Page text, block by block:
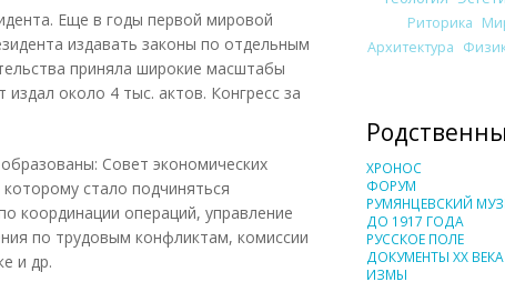
Еще в годы первой мировой
издавать законы по отдельным
приняла широкие масштабы
около 4 тыс. актов. Конгресс за
Совет экономических
стало подчиняться
координации операций, управление
по трудовым конфликтам, комиссии
и др.
Риторика
Архитектура
ХРОНОС
ФОРУМ
РУМЯНЦЕВСКИЙ
ДО 1917 ГОДА
РУССКОЕ ПОЛЕ
ДОКУМЕНТЫ XX ВЕКА
ИЗМЫ